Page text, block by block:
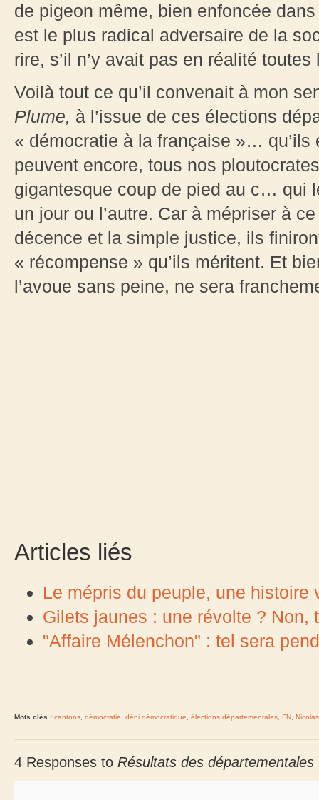
de pigeon même, bien enfoncée
est le plus radical adversaire de la
rire, s’il n’y avait pas en réalité
Voilà tout ce qu’il convenait à mon
Plume, à l’issue de ces élections
« démocratie à la française »… qu’ils
peuvent encore, tous nos
gigantesque coup de pied au c… qui
un jour ou l’autre. Car à mépriser à
décence et la simple justice, ils
« récompense » qu’ils méritent. Et
l’avoue sans peine, ne sera
Articles liés
Le mépris du peuple, une
Gilets jaunes : une révolte ? Non,
"Affaire Mélenchon" : tel sera
Mots clés : cantons démocratie déni démocratique élections départementales FN
4 Responses to Résultats des